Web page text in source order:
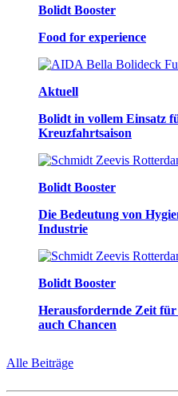
Bolidt Booster
Food for experience
Aktuell
Bolidt in vollem Einsatz
Kreuzfahrtsaison
Bolidt Booster
Die Bedeutung von
Industrie
Bolidt Booster
Herausfordernde Zeit
auch Chancen
Alle Beiträge